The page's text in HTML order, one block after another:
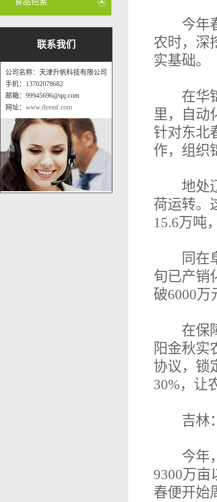
联系我们
公司名称：天津升帆科技有限公司
手机：13702078682
邮箱：99945696@qq.com
网址： www.dyessf.com
今年春
农时，深
实基础。
在华锦
里，自动
针对东北
作，组织
地处辽
荷运转。
15.6万吨
同在阜
旬已产销
破6000万
在保障
阳金秋实
协议，锁
30%，让
吉林：
今年，
9300万
春便开始